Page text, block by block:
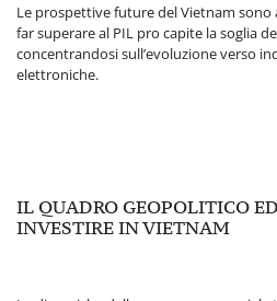
Le prospettive future del Vietnam sono
far superare al PIL pro capite la soglia
concentrandosi sull’evoluzione verso
elettroniche.
IL QUADRO GEOPOLITICO
INVESTIRE IN VIETNAM